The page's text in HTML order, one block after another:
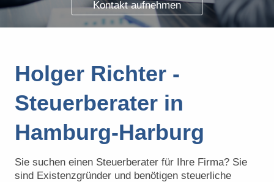
Kontakt aufnehmen
Holger Richter -
Steuerberater in
Hamburg-Harburg
Sie suchen einen Steuerberater für Ihre Firma? Sie
sind Existenzgründer und benötigen steuerliche